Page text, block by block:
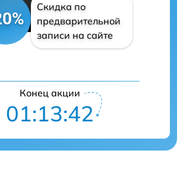
Скидка по
предварительной
записи на сайте
Конец акции
01:13:41